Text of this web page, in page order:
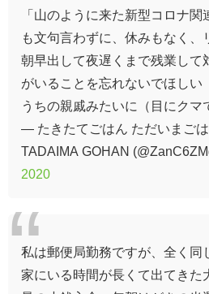
「山のように来た新型コロナ
も文句言わずに、休みもなく、
朝早出して夜遅くまで残業して
がいることを忘れないでほしい
うちの親戚みたいに（目にクマ
— たきたてごはん ただいまご
TADAIMA GOHAN
2020
私は郵便局勤務ですが、全く同
家にいる時間が長くて出てきた